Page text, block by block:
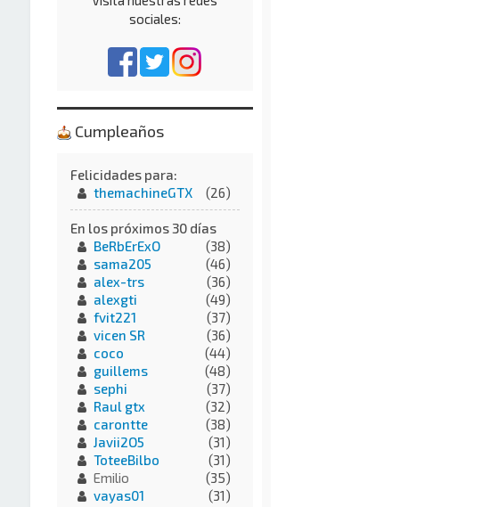
sociales:
Cumpleaños
Felicidades para:
themachineGTX
(26)
En los próximos 30 días
BeRbErExO
(38)
sama205
(46)
alex-trs
(36)
alexgti
(49)
fvit221
(37)
vicen SR
(36)
coco
(44)
guillems
(48)
sephi
(37)
Raul gtx
(32)
carontte
(38)
Javii2O5
(31)
ToteeBilbo
(31)
Emilio
(35)
vayas01
(31)